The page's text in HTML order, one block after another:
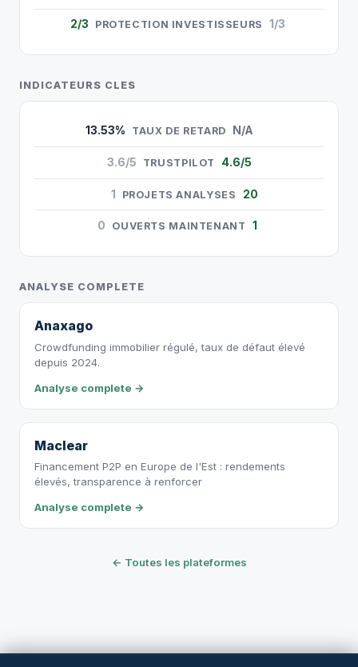
2/3 PROTECTION INVESTISSEURS 1/3
INDICATEURS CLES
13.53% TAUX DE RETARD N/A
3.6/5 TRUSTPILOT 4.6/5
1 PROJETS ANALYSES 20
0 OUVERTS MAINTENANT 1
ANALYSE COMPLETE
Anaxago
Crowdfunding immobilier régulé, taux de défaut élevé
depuis 2024.
Analyse complete →
Maclear
Financement P2P en Europe de l'Est : rendements
élevés, transparence à renforcer
Analyse complete →
← Toutes les plateformes